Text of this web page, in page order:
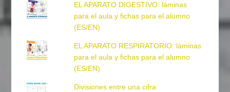
EL APARATO DIGESTIVO: láminas
para el aula y fichas para el alumno
(ES/EN)
EL APARATO RESPIRATORIO: láminas
para el aula y fichas para el alumno
(ES/EN)
Divisiones entre una cifra